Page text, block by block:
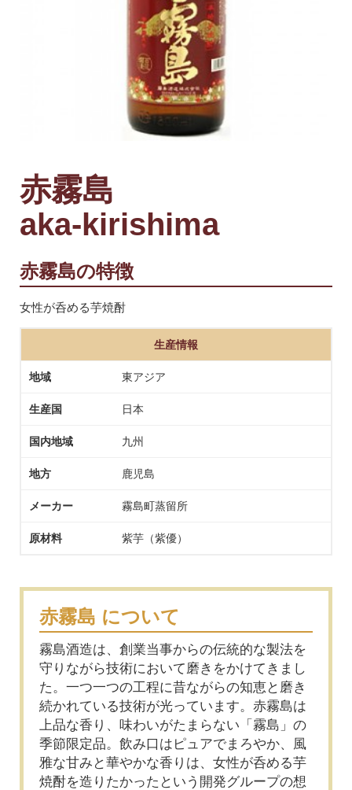
赤霧島
aka-kirishima
赤霧島の特徴
女性が呑める芋焼酎
生産情報
地域 東アジア
生産国 日本
国内地域 九州
地方 鹿児島
メーカー 霧島町蒸留所
原材料 紫芋（紫優）
赤霧島 について
霧島酒造は、創業当事からの伝統的な製法を
守りながら技術において磨きをかけてきまし
た。一つ一つの工程に昔ながらの知恵と磨き
続かれている技術が光っています。赤霧島は
上品な香り、味わいがたまらない「霧島」の
季節限定品。飲み口はピュアでまろやか、風
雅な甘みと華やかな香りは、女性が呑める芋
焼酎を造りたかったという開発グループの想